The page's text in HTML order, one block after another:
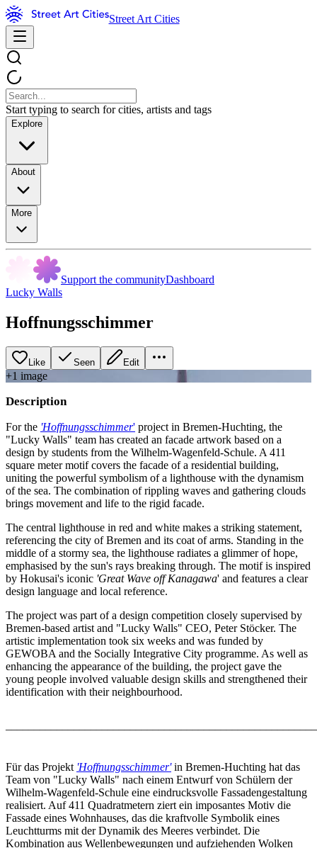
Street Art Cities
Start typing to search for cities, artists and tags
Explore
About
More
Support the communityDashboard
Lucky Walls
Hoffnungsschimmer
Like Seen Edit
+1 image
Description
For the 'Hoffnungsschimmer' project in Bremen-Huchting, the
"Lucky Walls" team has created an facade artwork based on a
design by students from the Wilhelm-Wagenfeld-Schule. A 411
square meter motif covers the facade of a residential building,
uniting the powerful symbolism of a lighthouse with the dynamism
of the sea. The combination of rippling waves and gathering clouds
brings movement and life to the rigid facade.
The central lighthouse in red and white makes a striking statement,
referencing the city of Bremen and its coat of arms. Standing in the
middle of a stormy sea, the lighthouse radiates a glimmer of hope,
emphasised by the sun's rays breaking through. The motif is inspired
by Hokusai's iconic 'Great Wave off Kanagawa' and features a clear
design language and local reference.
The project was part of a design competition closely supervised by
Bremen-based artist and "Lucky Walls" CEO, Peter Stöcker. The
artistic implementation took six weeks and was funded by
GEWOBA and the Socially Integrative City programme. As well as
enhancing the appearance of the building, the project gave the
young people involved valuable design skills and strengthened their
identification with their neighbourhood.
Für das Projekt 'Hoffnungsschimmer'in Bremen-Huchting hat das
Team von "Lucky Walls" nach einem Entwurf von Schülern der
Wilhelm-Wagenfeld-Schule eine eindrucksvolle Fassadengestaltung
realisiert. Auf 411 Quadratmetern ziert ein imposantes Motiv die
Fassade eines Wohnhauses, das die kraftvolle Symbolik eines
Leuchtturms mit der Dynamik des Meeres verbindet. Die
Kombination aus Wellenbewegungen und aufziehenden Wolken